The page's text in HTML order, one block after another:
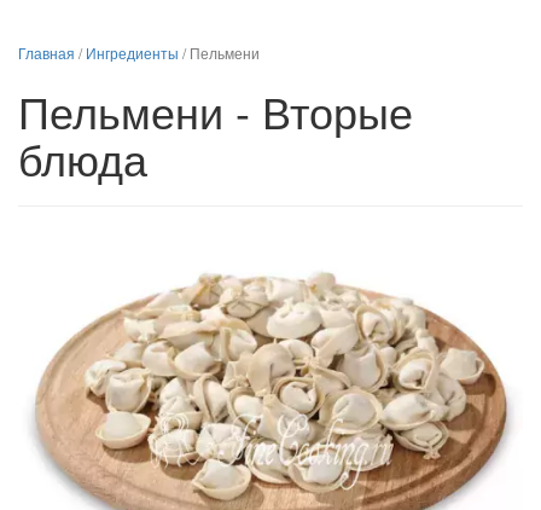
Главная /Ингредиенты /Пельмени
Пельмени - Вторые
блюда